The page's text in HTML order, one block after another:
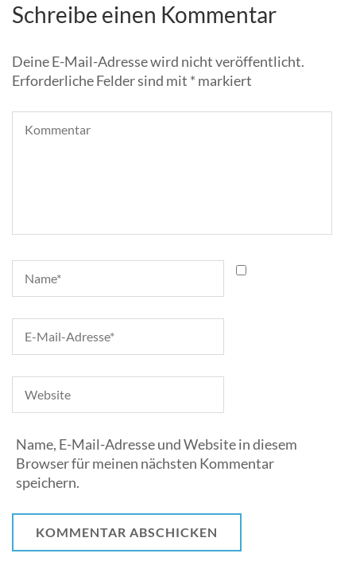
Uhr.
Schreibe einen Kommentar
Deine E-Mail-Adresse wird nicht veröffentlicht.
Erforderliche Felder sind mit * markiert
Name, E-Mail-Adresse und Website in diesem
Browser für meinen nächsten Kommentar
speichern.